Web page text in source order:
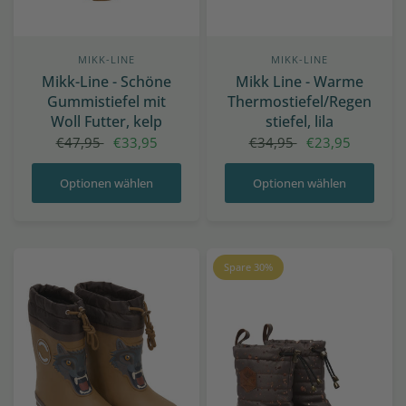
MIKK-LINE
Mikk-Line - Schöne
Gummistiefel mit
Woll Futter, kelp
€47,95 €33,95
Optionen wählen
MIKK-LINE
Mikk Line - Warme
Thermostiefel/Regen
stiefel, lila
€34,95 €23,95
Optionen wählen
Spare 30%